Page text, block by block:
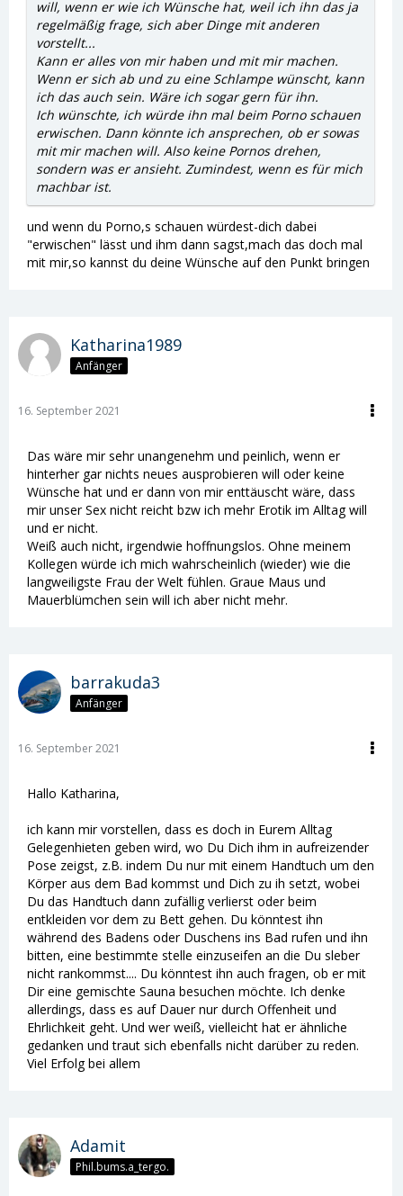
will, wenn er wie ich Wünsche hat, weil ich ihn das ja
regelmäßig frage, sich aber Dinge mit anderen
vorstellt...
Kann er alles von mir haben und mit mir machen.
Wenn er sich ab und zu eine Schlampe wünscht, kann
ich das auch sein. Wäre ich sogar gern für ihn.
Ich wünschte, ich würde ihn mal beim Porno schauen
erwischen. Dann könnte ich ansprechen, ob er sowas
mit mir machen will. Also keine Pornos drehen,
sondern was er ansieht. Zumindest, wenn es für mich
machbar ist.
und wenn du Porno,s schauen würdest-dich dabei
"erwischen" lässt und ihm dann sagst,mach das doch mal
mit mir,so kannst du deine Wünsche auf den Punkt bringen
Katharina1989
Anfänger
16. September 2021
Das wäre mir sehr unangenehm und peinlich, wenn er
hinterher gar nichts neues ausprobieren will oder keine
Wünsche hat und er dann von mir enttäuscht wäre, dass
mir unser Sex nicht reicht bzw ich mehr Erotik im Alltag will
und er nicht.
Weiß auch nicht, irgendwie hoffnungslos. Ohne meinem
Kollegen würde ich mich wahrscheinlich (wieder) wie die
langweiligste Frau der Welt fühlen. Graue Maus und
Mauerblümchen sein will ich aber nicht mehr.
barrakuda3
Anfänger
16. September 2021
Hallo Katharina,
ich kann mir vorstellen, dass es doch in Eurem Alltag
Gelegenhieten geben wird, wo Du Dich ihm in aufreizender
Pose zeigst, z.B. indem Du nur mit einem Handtuch um den
Körper aus dem Bad kommst und Dich zu ih setzt, wobei
Du das Handtuch dann zufällig verlierst oder beim
entkleiden vor dem zu Bett gehen. Du könntest ihn
während des Badens oder Duschens ins Bad rufen und ihn
bitten, eine bestimmte stelle einzuseifen an die Du sleber
nicht rankommst.... Du könntest ihn auch fragen, ob er mit
Dir eine gemischte Sauna besuchen möchte. Ich denke
allerdings, dass es auf Dauer nur durch Offenheit und
Ehrlichkeit geht. Und wer weiß, vielleicht hat er ähnliche
gedanken und traut sich ebenfalls nicht darüber zu reden.
Viel Erfolg bei allem
Adamit
Phil.bums.a_tergo.